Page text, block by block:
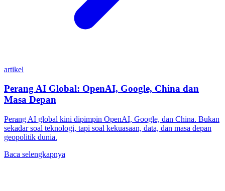
artikel
Perang AI Global: OpenAI, Google, China dan
Masa Depan
Perang AI global kini dipimpin OpenAI, Google, dan China. Bukan
sekadar soal teknologi, tapi soal kekuasaan, data, dan masa depan
geopolitik dunia.
Baca selengkapnya